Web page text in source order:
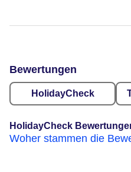
Bewertungen
HolidayCheck
HolidayCheck
Woher stammen die